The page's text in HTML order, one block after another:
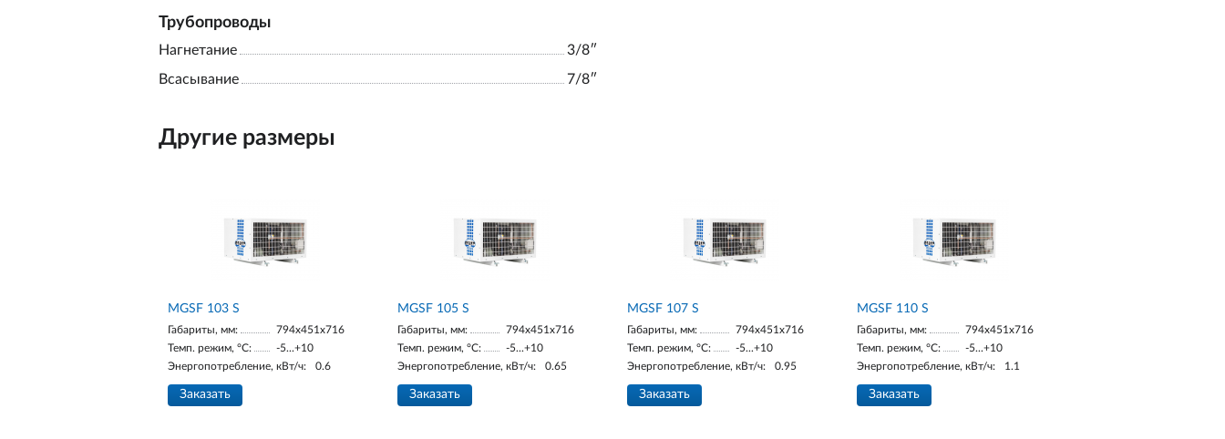
Трубопроводы
Нагнетание
3/8ʺ
Всасывание
7/8ʺ
Другие размеры
MGSF 103 S
Габариты, мм:
794x451x716
Темп. режим, °С:
-5...+10
Энергопотребление, кВт/ч:
0.6
Заказать
МGSF 105 S
Габариты, мм:
794x451x716
Темп. режим, °С:
-5...+10
Энергопотребление, кВт/ч:
0.65
Заказать
MGSF 107 S
Габариты, мм:
794x451x716
Темп. режим, °С:
-5...+10
Энергопотребление, кВт/ч:
0.95
Заказать
MGSF 110 S
Габариты, мм:
794x451x716
Темп. режим, °С:
-5...+10
Энергопотребление, кВт/ч:
1.1
Заказать